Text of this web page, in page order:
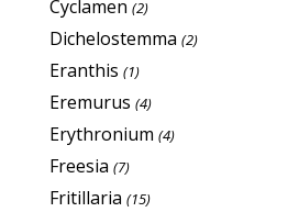
Cyclamen (2)
Dichelostemma (2)
Eranthis (1)
Eremurus (4)
Erythronium (4)
Freesia (7)
Fritillaria (15)